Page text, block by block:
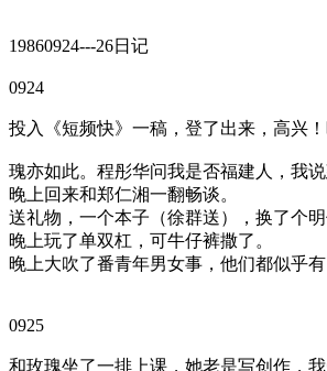
19860924---26日记
0924
投入《短频快》一稿，登了出来，高兴
瑰亦如此。程彤华问我是否福建人，我说
晚上回来和郑仁湘一翻畅谈。
送礼物，一个本子（徐群送），换了个明
晚上玩了单双杠，可牛仔裤撒了。
晚上大吹了番青年男女事，他们都似乎
0925
和玫瑰坐了一排上课，她老是写创作，